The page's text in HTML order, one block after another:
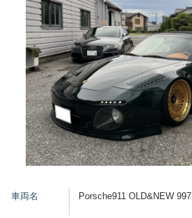
車両名 Porsche911 OLD&NEW 997